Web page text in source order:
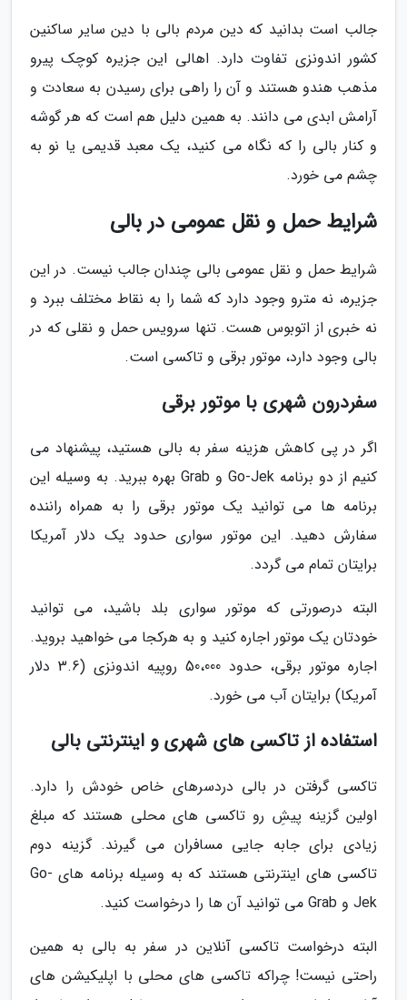
جالب است بدانید که دین مردم بالی با دین سایر ساکنین
کشور اندونزی تفاوت دارد. اهالی این جزیره کوچک پیرو
مذهب هندو هستند و آن را راهی برای رسیدن به سعادت و
آرامش ابدی می دانند. به همین دلیل هم است که هر گوشه
و کنار بالی را که نگاه می کنید، یک معبد قدیمی یا نو به
چشم می خورد.
شرایط حمل و نقل عمومی در بالی
شرایط حمل و نقل عمومی بالی چندان جالب نیست. در این
جزیره، نه مترو وجود دارد که شما را به نقاط مختلف ببرد و
نه خبری از اتوبوس هست. تنها سرویس حمل و نقلی که در
بالی وجود دارد، موتور برقی و تاکسی است.
سفردرون شهری با موتور برقی
اگر در پی کاهش هزینه سفر به بالی هستید، پیشنهاد می
کنیم از دو برنامه Go-Jek و Grab بهره ببرید. به وسیله این
برنامه ها می توانید یک موتور برقی را به همراه راننده
سفارش دهید. این موتور سواری حدود یک دلار آمریکا
برایتان تمام می گردد.
البته درصورتی که موتور سواری بلد باشید، می توانید
خودتان یک موتور اجاره کنید و به هرکجا می خواهید بروید.
اجاره موتور برقی، حدود 50،000 روپیه اندونزی (3.6 دلار
آمریکا) برایتان آب می خورد.
استفاده از تاکسی های شهری و اینترنتی بالی
تاکسی گرفتن در بالی دردسرهای خاص خودش را دارد.
اولین گزینه پیشِ رو تاکسی های محلی هستند که مبلغ
زیادی برای جابه جایی مسافران می گیرند. گزینه دوم
تاکسی های اینترنتی هستند که به وسیله برنامه های Go-
Jek و Grab می توانید آن ها را درخواست کنید.
البته درخواست تاکسی آنلاین در سفر به بالی به همین
راحتی نیست! چراکه تاکسی های محلی با اپلیکیشن­ های